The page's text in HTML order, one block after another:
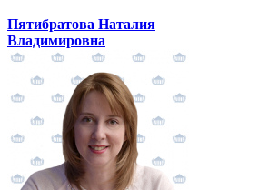
Пятибратова Наталия
Владимировна